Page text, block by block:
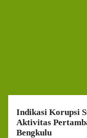
Indikasi Korupsi
Aktivitas
Bengkulu